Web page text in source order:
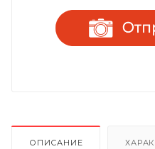
ОПИСАНИЕ